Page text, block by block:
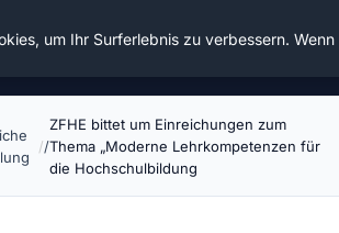
ZFHE bittet um Einreichungen zum
Thema „Moderne Lehrkompetenzen für
die Hochschulbildung
um Ihr Surferlebnis zu verbessern.